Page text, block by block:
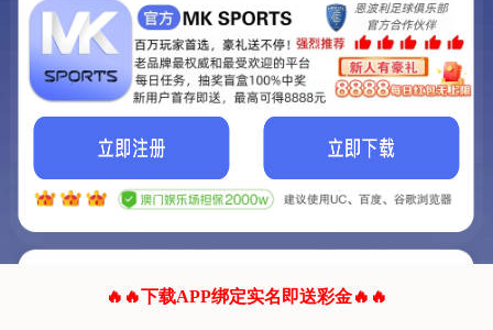
联系我们!